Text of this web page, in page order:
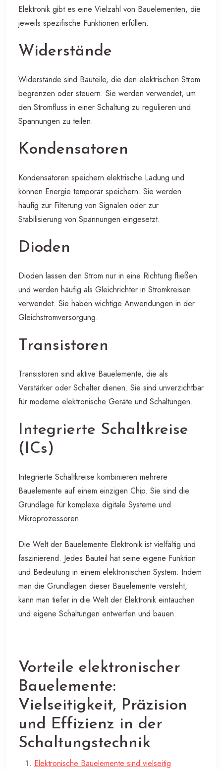
Elektronik gibt es eine Vielzahl von Bauelementen, die
jeweils spezifische Funktionen erfüllen.
Widerstände
Widerstände sind Bauteile, die den elektrischen Strom
begrenzen oder steuern. Sie werden verwendet, um
den Stromfluss in einer Schaltung zu regulieren und
Spannungen zu teilen.
Kondensatoren
Kondensatoren speichern elektrische Ladung und
können Energie temporär speichern. Sie werden
häufig zur Filterung von Signalen oder zur
Stabilisierung von Spannungen eingesetzt.
Dioden
Dioden lassen den Strom nur in eine Richtung fließen
und werden häufig als Gleichrichter in Stromkreisen
verwendet. Sie haben wichtige Anwendungen in der
Gleichstromversorgung.
Transistoren
Transistoren sind aktive Bauelemente, die als
Verstärker oder Schalter dienen. Sie sind unverzichtbar
für moderne elektronische Geräte und Schaltungen.
Integrierte Schaltkreise
(ICs)
Integrierte Schaltkreise kombinieren mehrere
Bauelemente auf einem einzigen Chip. Sie sind die
Grundlage für komplexe digitale Systeme und
Mikroprozessoren.
Die Welt der Bauelemente Elektronik ist vielfältig und
faszinierend. Jedes Bauteil hat seine eigene Funktion
und Bedeutung in einem elektronischen System. Indem
man die Grundlagen dieser Bauelemente versteht,
kann man tiefer in die Welt der Elektronik eintauchen
und eigene Schaltungen entwerfen und bauen.
Vorteile elektronischer
Bauelemente:
Vielseitigkeit, Präzision
und Effizienz in der
Schaltungstechnik
Elektronische Bauelemente sind vielseitig